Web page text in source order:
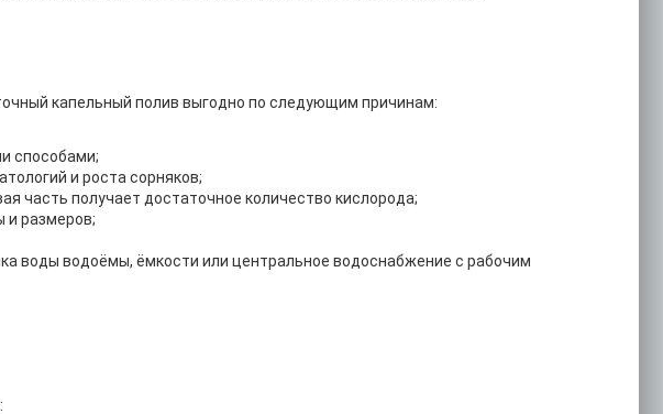
капельный полив выгодно по следующим причинам:
способами;
и роста сорняков;
часть получает достаточное количество кислорода;
и размеров;
воды водоёмы, ёмкости или центральное водоснабжение с рабочим